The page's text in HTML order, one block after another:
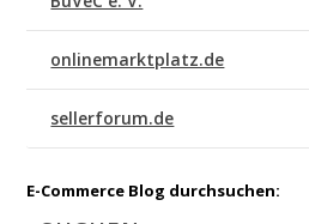
onlinemarktplatz.de
sellerforum.de
E-Commerce Blog durchsuchen: